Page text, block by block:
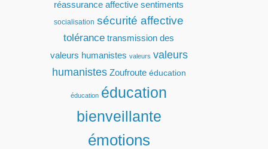
réassurance affective sentiments
socialisation sécurité affective
tolérance transmission des
valeurs humanistes valeurs valeurs
humanistes Zoufroute éducation
éducation éducation
bienveillante
émotions